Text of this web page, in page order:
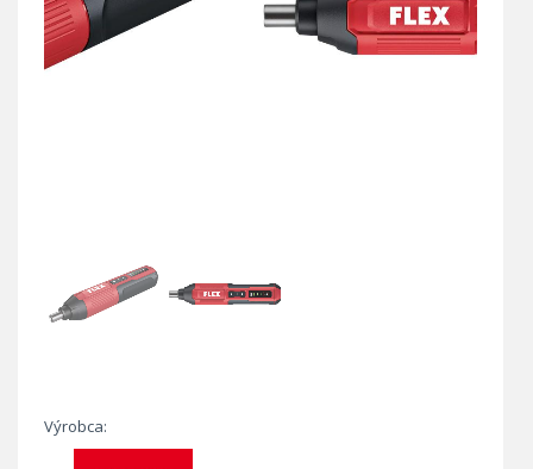
Výrobca: